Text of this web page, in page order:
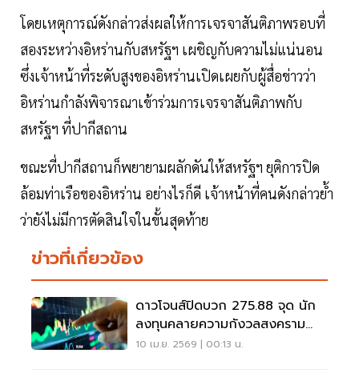
โดยเหตุการณ์ดังกล่าวส่งผลให้การเจรจาสันติภาพรอบที่
สองระหว่างอิหร่านกับสหรัฐฯ เผชิญกับความไม่แน่นอน
ซึ่งเจ้าหน้าที่ระดับสูงของอิหร่านเปิดเผยกับผู้สื่อข่าวว่า
อิหร่านกำลังพิจารณาเข้าร่วมการเจรจาสันติภาพกับ
สหรัฐฯ ที่ปากีสถาน
ขณะที่ปากีสถานก็พยายามผลักดันให้สหรัฐฯ ยุติการปิด
ล้อมท่าเรือของอิหร่าน อย่างไรก็ดี เจ้าหน้าที่คนดังกล่าวย้ำ
ว่ายังไม่มีการตัดสินใจในขั้นสุดท้าย
ข่าวที่เกี่ยวข้อง
ดาวโจนส์ปิดบวก 275.88 จุด นัก
ลงทุนคลายความกังวลสงคราม
ตะวันออกกลาง
10 เม.ย. 2569 | 00:13 น.